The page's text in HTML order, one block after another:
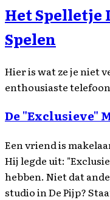
Het Spelletje
Spelen
Hier is wat ze je niet
enthousiaste
De "Exclusieve"
Een vriend is
Hij legde uit:
hebben. Niet dat
studio in De Pijp?